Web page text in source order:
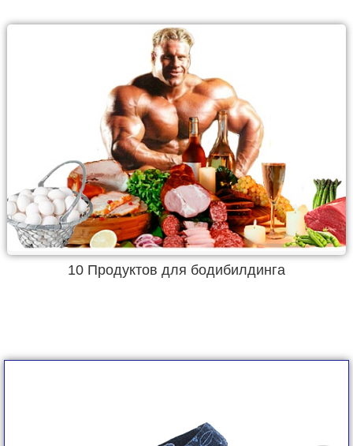
10 Продуктов для бодибилдинга